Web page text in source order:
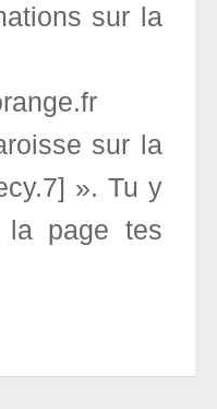
sur la
sur la
». Tu y
la page tes